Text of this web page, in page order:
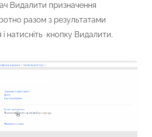
Видалити призначення
разом з результатами
і натисніть кнопку Видалити.